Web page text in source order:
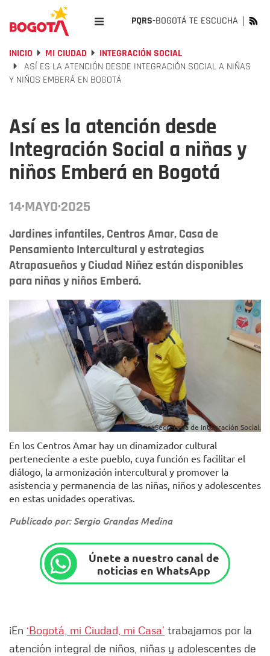
PQRS-BOGOTÁ TE ESCUCHA
INICIO MI CIUDAD
INTEGRACIÓN SOCIAL
ASÍ ES LA ATENCIÓN DESDE INTEGRACIÓN SOCIAL A NIÑAS
Y NIÑOS EMBERÁ EN BOGOTÁ
Así es la atención desde
Integración Social a niñas y
niños Emberá en Bogotá
14·MAYO·2025
Jardines infantiles, Centros Amar, Casa de
Pensamiento Intercultural y estrategias
Atrapasueños y Ciudad Niñez están disponibles
para niñas y niños Emberá.
Foto: Secretaría de Integración Social.
En los Centros Amar hay un dinamizador cultural
perteneciente a este pueblo, cuya función es facilitar el
diálogo, la armonización intercultural y promover la
asistencia y permanencia de las niñas, niños y adolescentes
en estas unidades operativas.
Publicado por: Sergio Grandas Medina
Únete a nuestro canal de
noticias en WhatsApp
¡En ‘Bogotá, mi Ciudad, mi Casa’ trabajamos por la
atención integral de niños, niñas y adolescentes de